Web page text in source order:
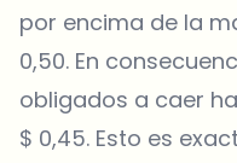
por encima de la
0,50. En
obligados a caer
$ 0,45. Esto es